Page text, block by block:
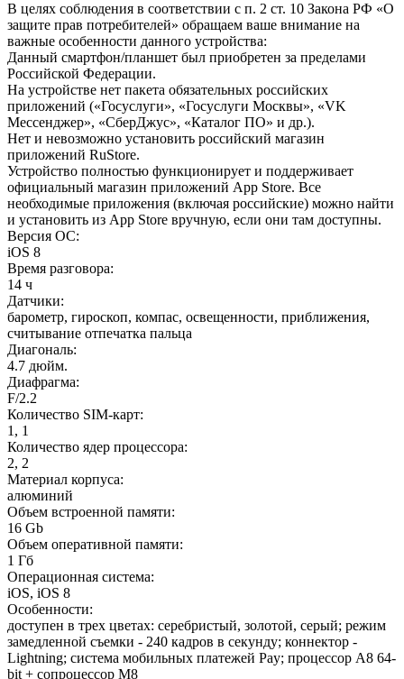
В целях соблюдения в соответствии с п. 2 ст. 10 Закона РФ «О
защите прав потребителей» обращаем ваше внимание на
важные особенности данного устройства:
Данный смартфон/планшет был приобретен за пределами
Российской Федерации.
На устройстве нет пакета обязательных российских
приложений («Госуслуги», «Госуслуги Москвы», «VK
Мессенджер», «СберДжус», «Каталог ПО» и др.).
Нет и невозможно установить российский магазин
приложений RuStore.
Устройство полностью функционирует и поддерживает
официальный магазин приложений App Store. Все
необходимые приложения (включая российские) можно найти
и установить из App Store вручную, если они там доступны.
Версия ОС:
iOS 8
Время разговора:
14 ч
Датчики:
барометр, гироскоп, компас, освещенности, приближения,
считывание отпечатка пальца
Диагональ:
4.7 дюйм.
Диафрагма:
F/2.2
Количество SIM-карт:
1, 1
Количество ядер процессора:
2, 2
Материал корпуса:
алюминий
Объем встроенной памяти:
16 Gb
Объем оперативной памяти:
1 Гб
Операционная система:
iOS, iOS 8
Особенности:
доступен в трех цветах: серебристый, золотой, серый; режим
замедленной съемки - 240 кадров в секунду; коннектор -
Lightning; система мобильных платежей Pay; процессор A8 64-
bit + сопроцессор M8